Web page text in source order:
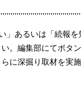
」あるいは「続報
。編集部にてボタ
に深掘り取材を実